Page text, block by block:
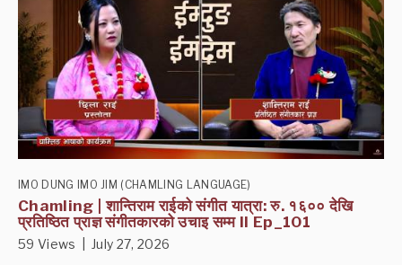
IMO DUNG IMO JIM (CHAMLING LANGUAGE)
Chamling | शान्तिराम राईको संगीत यात्रा: रु. १६०० देखि
प्रतिष्ठित प्राज्ञ संगीतकारको उचाइ सम्म II Ep_101
59 Views | July 27, 2026